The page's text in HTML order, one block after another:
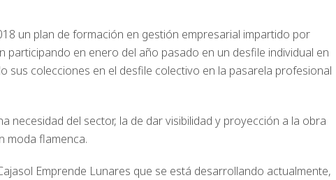
un plan de formación en gestión empresarial impartido por
en enero del año pasado en un desfile individual en
sus colecciones en el desfile colectivo en la pasarela profesional
necesidad del sector, la de dar visibilidad y proyección a la obra
moda flamenca.
Emprende Lunares que se está desarrollando actualmente,